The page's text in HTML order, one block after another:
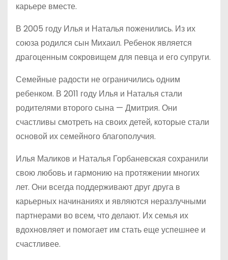
карьере вместе.
В 2005 году Илья и Наталья поженились. Из их
союза родился сын Михаил. Ребенок является
драгоценным сокровищем для певца и его супруги.
Семейные радости не ограничились одним
ребенком. В 2011 году Илья и Наталья стали
родителями второго сына — Дмитрия. Они
счастливы смотреть на своих детей, которые стали
основой их семейного благополучия.
Илья Маликов и Наталья Горбаневская сохранили
свою любовь и гармонию на протяжении многих
лет. Они всегда поддерживают друг друга в
карьерных начинаниях и являются неразлучными
партнерами во всем, что делают. Их семья их
вдохновляет и помогает им стать еще успешнее и
счастливее.